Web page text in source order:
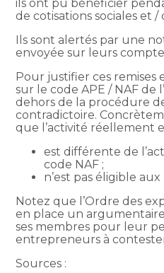
ils ont pu bénéficier
de cotisations sociales et
Ils sont alertés par une
envoyée sur leurs
Pour justifier ces remises
sur le code APE / NAF de
dehors de la procédure
contradictoire.
que l’activité réellement
est différente de
code NAF ;
n’est pas éligible
Notez que l’Ordre des
en place un
ses membres pour leur
entrepreneurs à contester
Sources :